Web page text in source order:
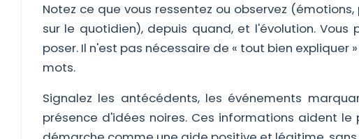
Notez ce que vous ressentez ou observez
sur le quotidien), depuis quand, et l'évolution.
poser. Il n'est pas nécessaire de « tout bien
mots.
Signalez les antécédents, les événements
présence d'idées noires. Ces informations aident